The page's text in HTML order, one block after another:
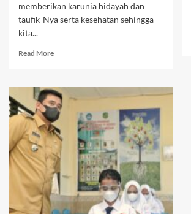
memberikan karunia hidayah dan
taufik-Nya serta kesehatan sehingga
kita...
Read MoreRead
Sambutan
Kepala
Sekolah